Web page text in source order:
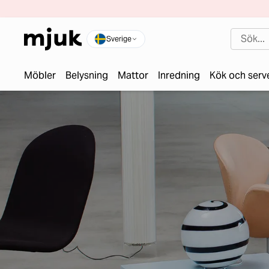
Sverige
Möbler Belysning Mattor Inredning Kök och